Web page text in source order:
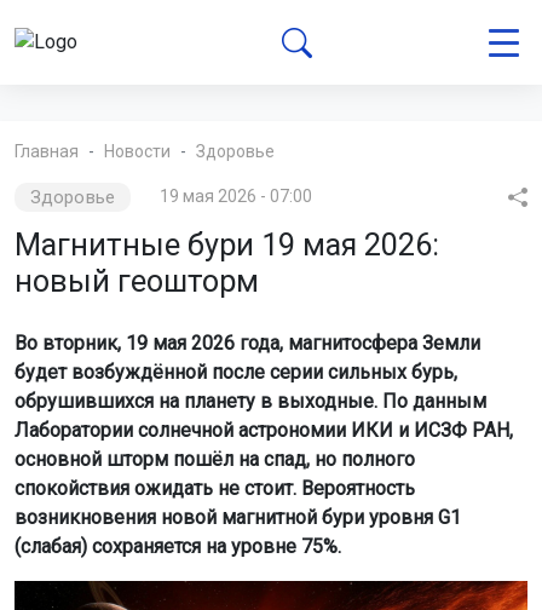
Главная Новости Здоровье
Здоровье 19 мая 2026 - 07:00
Магнитные бури 19 мая 2026:
новый геошторм
Во вторник, 19 мая 2026 года, магнитосфера Земли
будет возбуждённой после серии сильных бурь,
обрушившихся на планету в выходные. По данным
Лаборатории солнечной астрономии ИКИ и ИСЗФ РАН,
основной шторм пошёл на спад, но полного
спокойствия ожидать не стоит. Вероятность
возникновения новой магнитной бури уровня G1
(слабая) сохраняется на уровне 75%.